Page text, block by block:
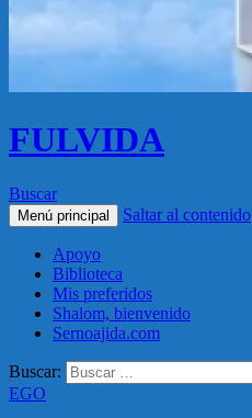
FULVIDA
Buscar
Menú principal Saltar al contenido
Apoyo
Biblioteca
Mis preferidos
Shalom, bienvenido
Sernoajida.com
Buscar:
EGO